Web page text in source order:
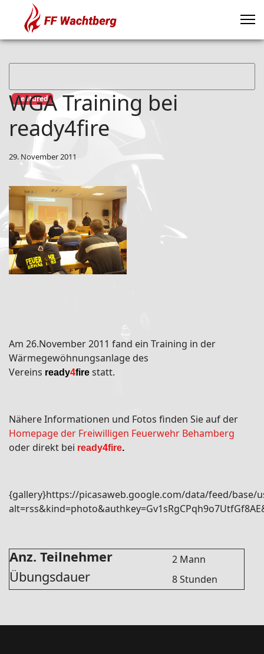
Featured
WGA Training bei
ready4fire
29. November 2011
Am 26.November 2011 fand ein Training in der
Wärmegewöhnungsanlage des
Vereins ready4fire statt.
Nähere Informationen und Fotos finden Sie auf der
Homepage der Freiwilligen Feuerwehr Behamberg
oder direkt bei ready4fire.
{gallery}https://picasaweb.google.com/data/feed/base/
Anz. Teilnehmer 2 Mann
Übungsdauer 8 Stunden